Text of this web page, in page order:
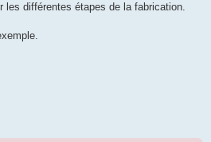
les différentes étapes de la fabrication.